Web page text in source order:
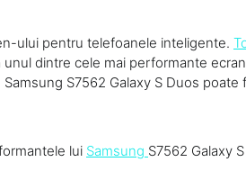
ului pentru telefoanele inteligente.
unul dintre cele mai performante
S7562 Galaxy S Duos poate
lui Samsung S7562 Galaxy